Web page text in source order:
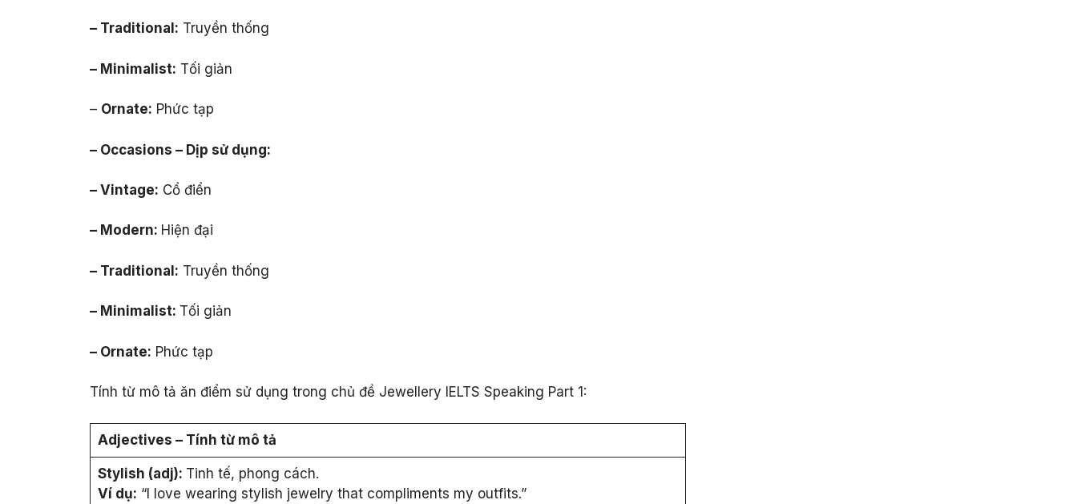
– Traditional: Truyền thống
– Minimalist: Tối giản
– Ornate: Phức tạp
– Occasions – Dịp sử dụng:
– Vintage: Cổ điển
– Modern: Hiện đại
– Traditional: Truyền thống
– Minimalist: Tối giản
– Ornate: Phức tạp
Tính từ mô tả ăn điểm sử dụng trong chủ đề Jewellery IELTS Speaking Part 1:
Adjectives – Tính từ mô tả
Stylish (adj): Tinh tế, phong cách.
Ví dụ: “I love wearing stylish jewelry that compliments my outfits.”